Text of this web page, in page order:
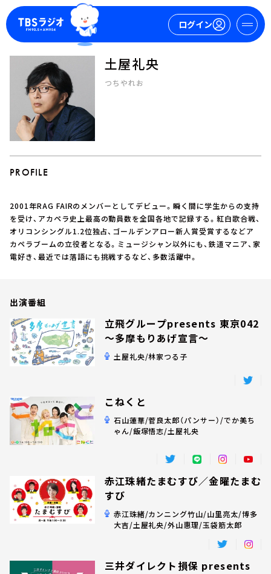
ログイン
マイページ
ログイン
今日の番組表
週間番組表
トピックス
TBS Podcast
YouTube
会社情報
土屋礼央
つちやれお
PROFILE
2001年RAG FAIRのメンバーとしてデビュー。瞬く間に学生からの支持
を受け、アカペラ史上最高の動員数を全国各地で記録する。紅白歌合戦、
オリコンシングル1.2位独占、ゴールデンアロー新人賞受賞するなどア
カペラブームの立役者となる。ミュージシャン以外にも、鉄道マニア、家
電好き、最近では落語にも挑戦するなど、多数活躍中。
出演番組
立飛グループpresents 東京042
～多摩もりあげ宣言～
土屋礼央/林家つる子
こねくと
石山蓮華/菅良太郎（パンサー）/でか美ち
ゃん/飯塚悟志/土屋礼央
赤江珠緒たまむすび／金曜たまむ
すび
赤江珠緒/カンニング竹山/山里亮太/博多
大吉/土屋礼央/外山惠理/玉袋筋太郎
三井ダイレクト損保 presents